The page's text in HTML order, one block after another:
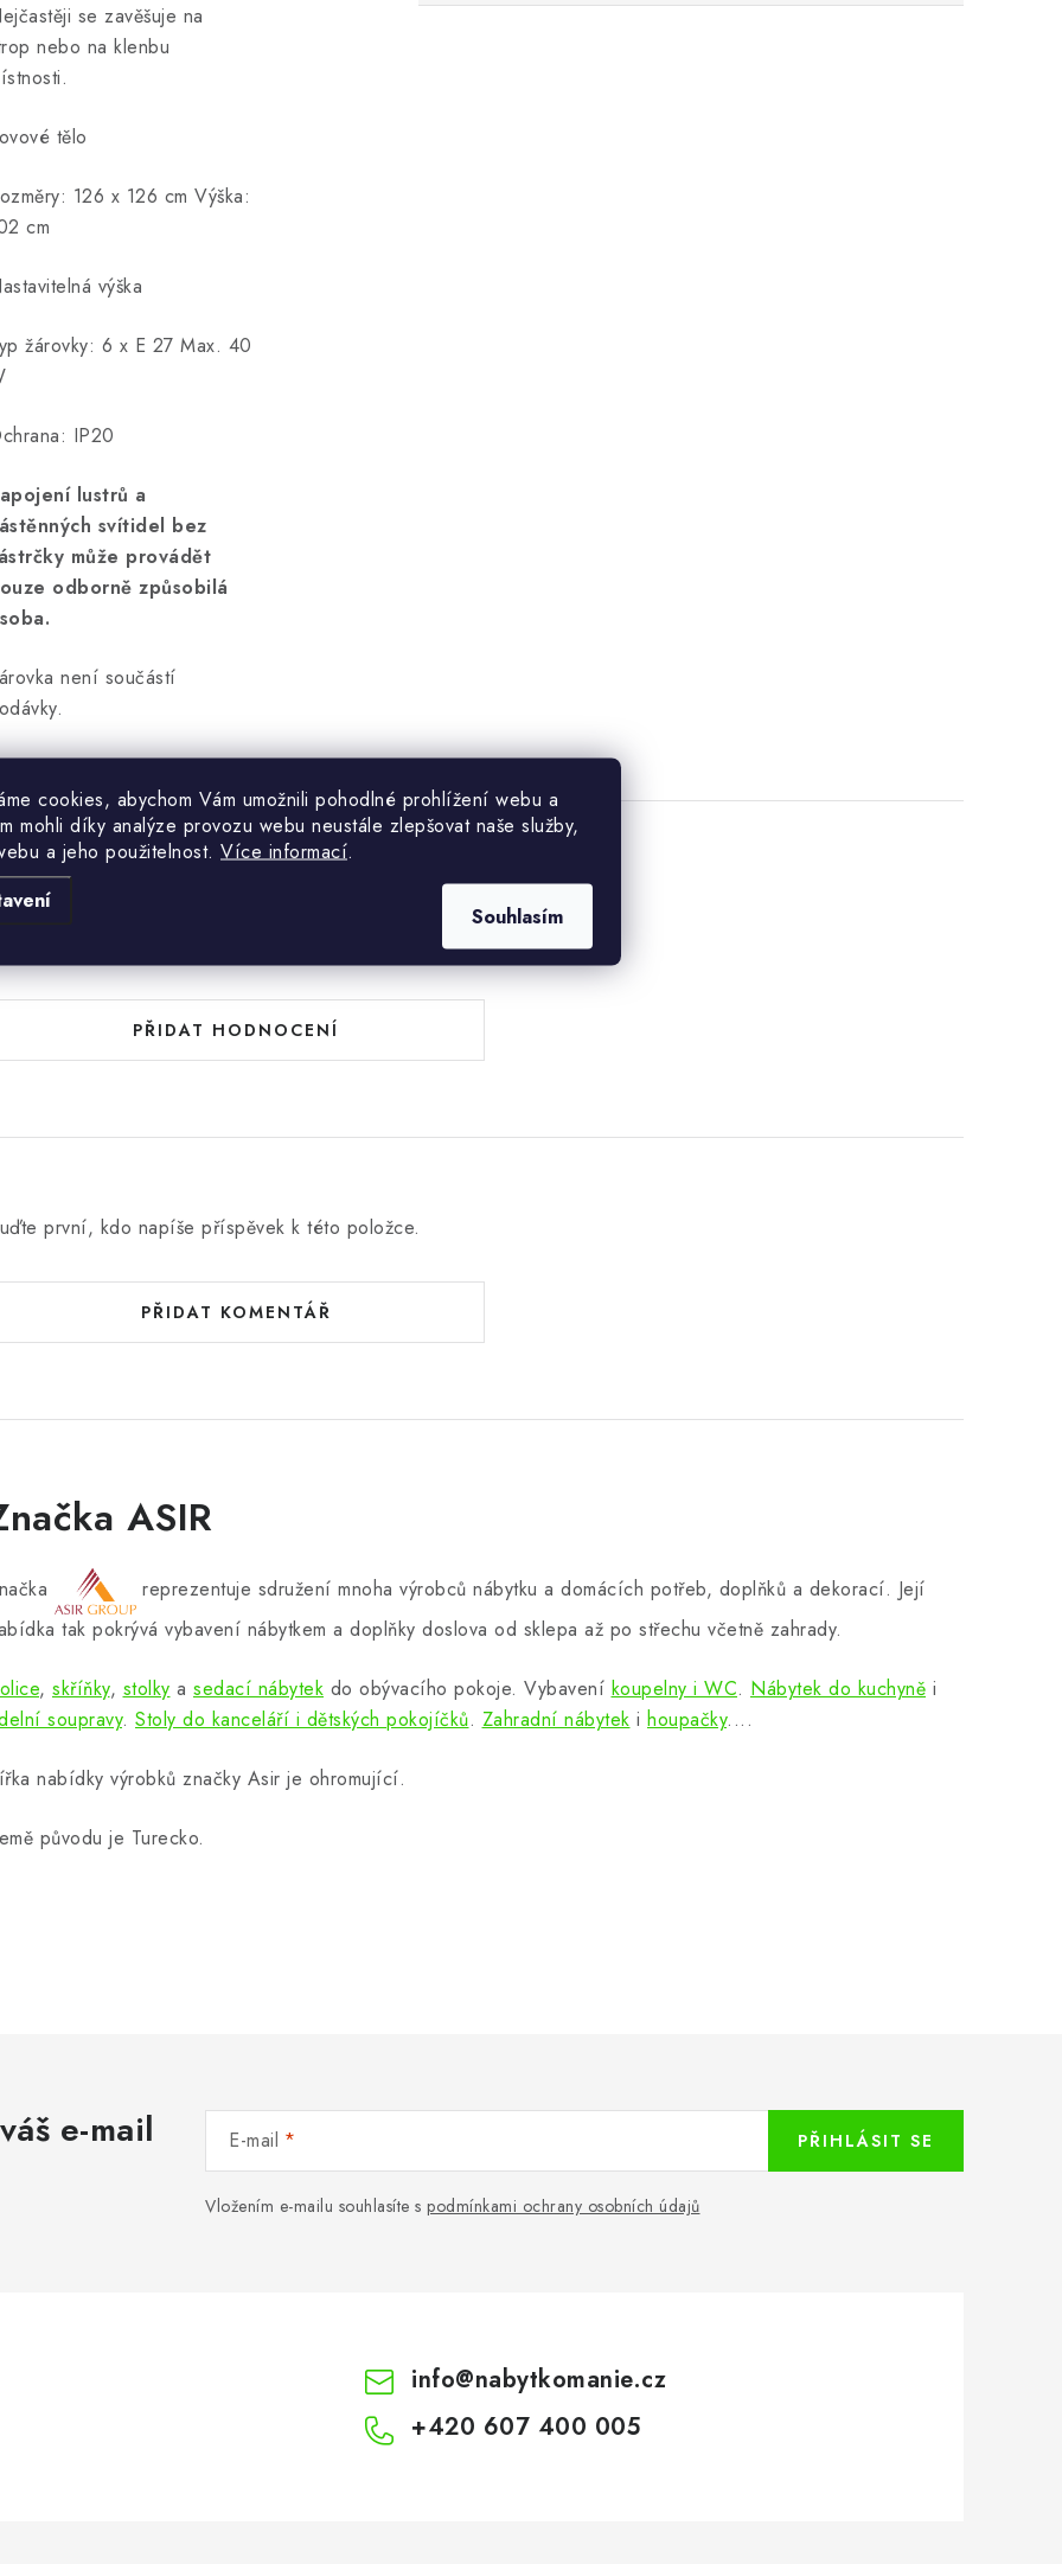
cookies, abychom Vám umožnili pohodlné prohlížení webu a
mohli díky analýze provozu webu neustále zlepšovat naše služby,
a jeho použitelnost. Více informací.
Souhlasím
se zavěšuje na
nebo na klenbu
tělo
126 x 126 cm Výška:
cm
výška
žárovky: 6 x E 27 Max. 40
IP20
lustrů a
svítidel bez
může provádět
odborně způsobilá
není součástí
produktu (0)
PŘIDAT HODNOCENÍ
první, kdo napíše příspěvek k této položce.
PŘIDAT KOMENTÁŘ
ASIR
reprezentuje sdružení mnoha výrobců nábytku a domácích potřeb, doplňků a dekorací. Její
tak pokrývá vybavení nábytkem a doplňky doslova od sklepa až po střechu včetně zahrady.
, skříňky, stolky a sedací nábytek do obývacího pokoje. Vybavení koupelny i WC. Nábytek do kuchyně i
soupravy. Stoly do kanceláří i dětských pokojíčků. Zahradní nábytek i houpačky....
nabídky výrobků značky Asir je ohromující.
původu je Turecko.
e-mail E-mail
Vložením e-mailu souhlasíte s podmínkami ochrany osobních údajů
PŘIHLÁSIT SE
info@nabytkomanie.cz
+420 607 400 005